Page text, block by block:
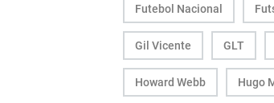
Futebol Nacional
Gil Vicente GLT
Howard Webb Hugo